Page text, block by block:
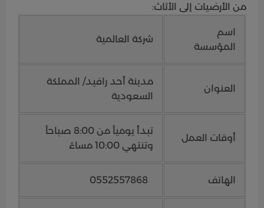
من الأرضيات إلى الأثاث:
اسم
المؤسسة
شركة العالمية
العنوان
مدينة أحد رافيد/ المملكة
السعودية
أوقات العمل
تبدأ يومياً من 8:00 صباحاً
وتنتهي 10:00 مساءً
الهاتف